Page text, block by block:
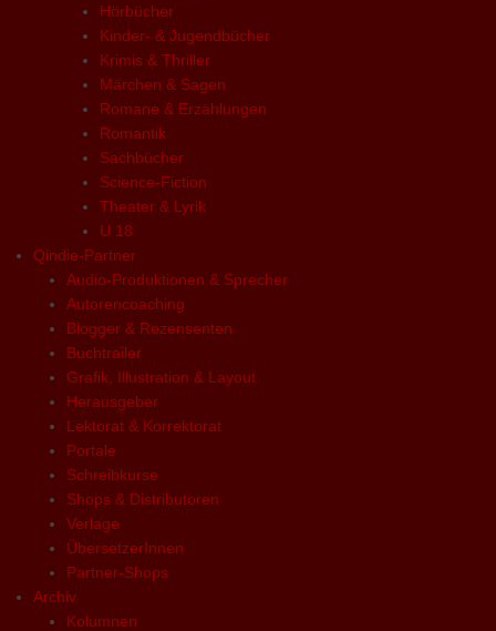
Hörbücher
Kinder- & Jugendbücher
Krimis & Thriller
Märchen & Sagen
Romane & Erzählungen
Romantik
Sachbücher
Science-Fiction
Theater & Lyrik
U 18
Qindie-Partner
Audio-Produktionen & Sprecher
Autorencoaching
Blogger & Rezensenten
Buchtrailer
Grafik, Illustration & Layout
Herausgeber
Lektorat & Korrektorat
Portale
Schreibkurse
Shops & Distributoren
Verlage
ÜbersetzerInnen
Partner-Shops
Archiv
Kolumnen